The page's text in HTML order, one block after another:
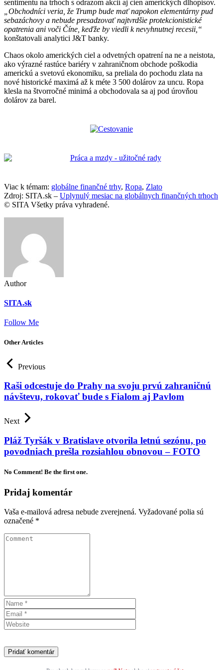
sentimentu na trhoch s odrazom akcií aj cien amerických dlhopisov.
„Obchodníci veria, že Trump bude mať napokon elementárny pud
sebazáchovy a nebude presadzovať najtvrdšie protekcionistické
opatrenia ani voči Číne, keďže by viedli k nevyhnutnej recesii,“
konštatovali analytici J&T banky.
Chaos okolo amerických ciel a odvetných opatrení na ne a neistota,
ako výrazné rastúce bariéry v zahraničnom obchode poškodia
americkú a svetovú ekonomiku, sa preliala do pochodu zlata na
nové historické maximá až k méte 3 500 dolárov za uncu. Ropa
klesla na štvorročné minimá a obchodovala sa aj pod úrovňou
dolárov za barel.
Viac k témam: globálne finančné trhy, Ropa, Zlato
Zdroj: SITA.sk – Uplynulý mesiac na globálnych finančných trhoch
© SITA Všetky práva vyhradené.
Author
SITA.sk
Follow Me
Other Articles
Previous
Raši odcestuje do Prahy na svoju prvú zahraničnú
návštevu, rokovať bude s Fialom aj Pavlom
Next
Pláž Tyršák v Bratislave otvorila letnú sezónu, po
povodniach prešla rozsiahlou obnovou – FOTO
No Comment! Be the first one.
Pridaj komentár
Vaša e-mailová adresa nebude zverejnená. Vyžadované polia sú
označené *